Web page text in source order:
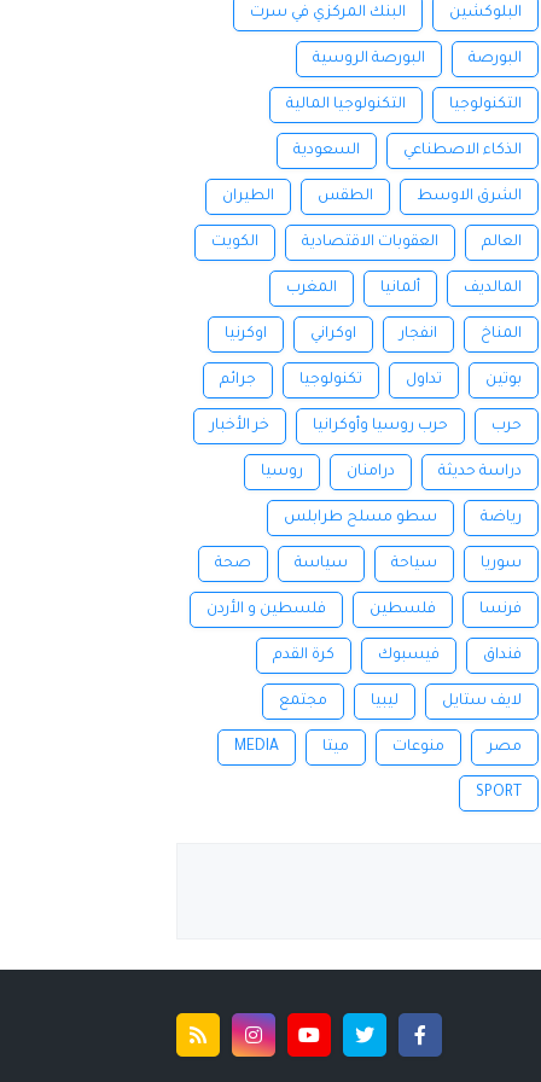
البلوكشين البنك المركزي في سرت
البورصة البورصة الروسية
التكنولوجيا التكنولوجيا المالية
الذكاء الاصطناعي السعودية
الشرق الاوسط الطقس الطيران
العالم العقوبات الاقتصادية الكويت
المالديف ألمانيا المغرب
المناخ انفجار اوكراني اوكرنيا
بوتين تداول تكنولوجيا جرائم
حرب حرب روسيا وأوكرانيا خر الأخبار
دراسة حديثة درامنان روسيا
رياضة سطو مسلح طرابلس
سوريا سياحة سياسة صحة
فرنسا فلسطين فلسطين و الأردن
فنداق فيسبوك كرة القدم
لايف ستايل ليبيا مجتمع
مصر منوعات ميتا MEDIA
SPORT